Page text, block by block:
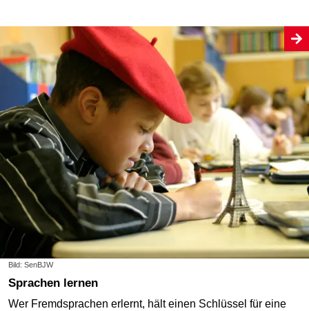
Bild: SenBJW
Sprachen lernen
Wer Fremdsprachen erlernt, hält einen Schlüssel für eine